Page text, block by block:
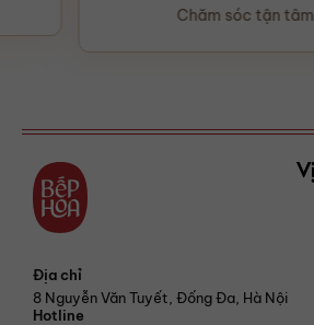
Chăm sóc tận tâm
Địa chỉ
8 Nguyễn Văn Tuyết, Đống Đa, Hà Nội
Hotline